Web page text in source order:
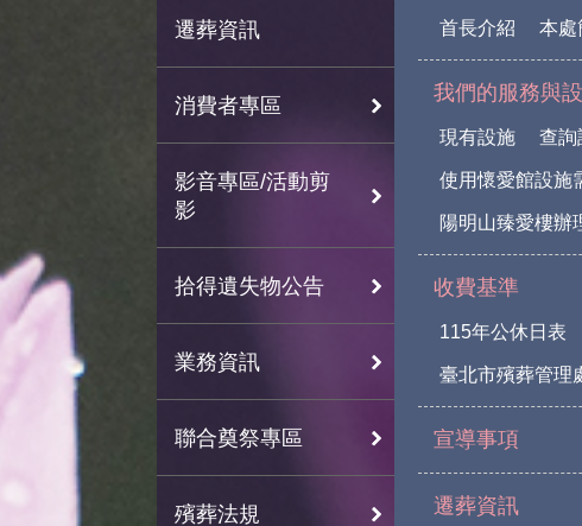
遷葬資訊
消費者專區
影音專區/活動剪
影
拾得遺失物公告
業務資訊
聯合奠祭專區
殯葬法規
首長介紹 本處
我們的服務與
現有設施 查詢
使用懷愛館設施
陽明山臻愛樓辦
收費基準
115年公休日表
臺北市殯葬管理
宣導事項
遷葬資訊